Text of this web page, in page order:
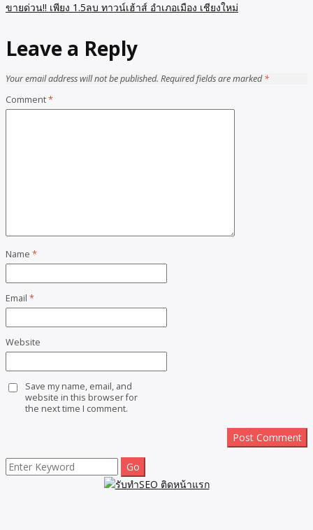
ขายด่วน!! เพียง 1.5ลบ ทาวน์เฮ้าส์ อำเภอเมือง เชียงใหม่
Leave a Reply
Your email address will not be published. Required fields are marked*
Comment*
Name *
Email *
Website
Save my name, email, and
website in this browser for
the next time I comment.
Search
for: